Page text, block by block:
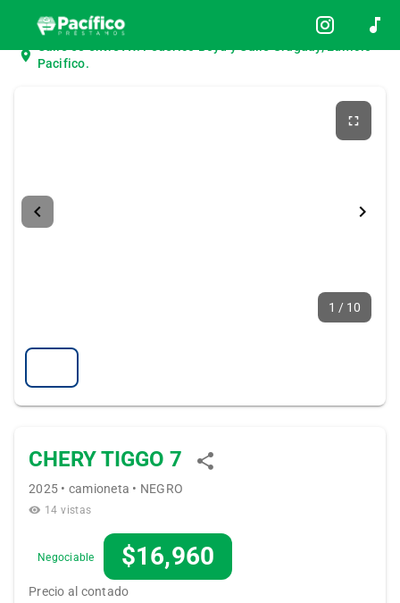
Inicio Usaditos
Pacifico.
1 / 10
CHERY TIGGO 7
2025 • camioneta • NEGRO
14 vistas
Negociable $16,960
Precio al contado